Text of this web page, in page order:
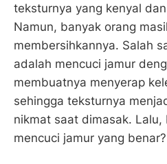
teksturnya yang kenyal
Namun, banyak orang
membersihkannya. Salah
adalah mencuci jamur
membuatnya menyerap
sehingga teksturnya
nikmat saat dimasak. Lalu,
mencuci jamur yang